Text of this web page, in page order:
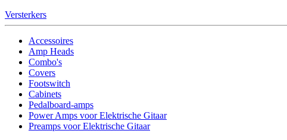
Versterkers
Accessoires
Amp Heads
Combo's
Covers
Footswitch
Cabinets
Pedalboard-amps
Power Amps voor Elektrische Gitaar
Preamps voor Elektrische Gitaar